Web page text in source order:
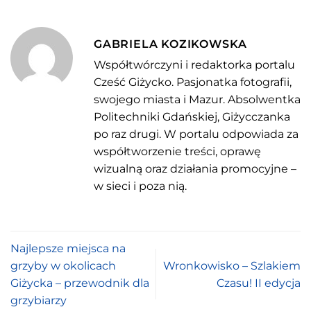
GABRIELA KOZIKOWSKA
Współtwórczyni i redaktorka portalu
Cześć Giżycko. Pasjonatka fotografii,
swojego miasta i Mazur. Absolwentka
Politechniki Gdańskiej, Giżycczanka
po raz drugi. W portalu odpowiada za
współtworzenie treści, oprawę
wizualną oraz działania promocyjne –
w sieci i poza nią.
Najlepsze miejsca na
grzyby w okolicach
Giżycka – przewodnik dla
grzybiarzy
Wronkowisko – Szlakiem
Czasu! II edycja